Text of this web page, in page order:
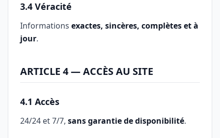
3.4 Véracité
Informations exactes, sincères, complètes et à
jour.
ARTICLE 4 — ACCÈS AU SITE
4.1 Accès
24/24 et 7/7, sans garantie de disponibilité.